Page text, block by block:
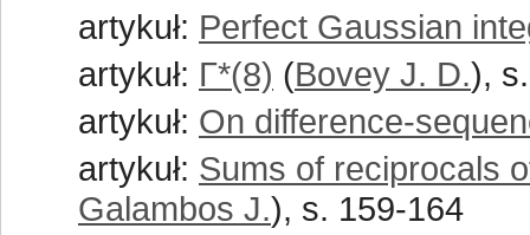
artykuł: Perfect Gaussian
artykuł: Γ*(8) (Bovey J. D.),
artykuł: On difference-
artykuł: Sums of reciprocals
Galambos J.), s. 159-164